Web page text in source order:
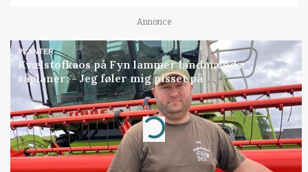
Annonce
PLANTER
Kvælstofkaos på Fyn lammer landmænds
såplaner: - Jeg føler mig pisset på
Annonce
Loading...